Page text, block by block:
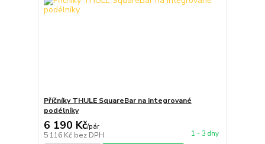
Příčníky THULE SquareBar na integrované
podélníky
6 190 Kč/pár
5 116 Kč bez DPH 1 - 3 dny